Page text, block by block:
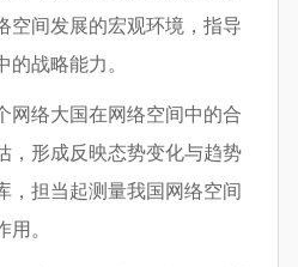
空间发展的宏观环境，指导
战略能力。
络大国在网络空间中的合
，形成反映态势变化与趋势
，担当起测量我国网络空间
。